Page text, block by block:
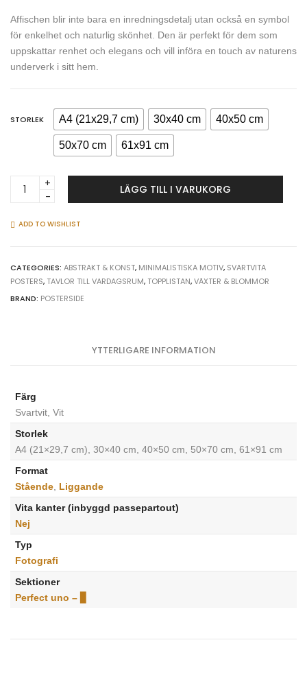
Affischen blir inte bara en inredningsdetalj utan också en symbol
för enkelhet och naturlig skönhet. Den är perfekt för dem som
uppskattar renhet och elegans och vill införa en touch av naturens
underverk i sitt hem.
STORLEK A4 (21x29,7 cm) 30x40 cm 40x50 cm
50x70 cm 61x91 cm
Trendy
Monstera
Svartvit
quantity
LÄGG TILL I VARUKORG
ADD TO WISHLIST
CATEGORIES: ABSTRAKT & KONST, MINIMALISTISKA MOTIV, SVARTVITA
POSTERS, TAVLOR TILL VARDAGSRUM, TOPPLISTAN,VÄXTER & BLOMMOR
BRAND: POSTERSIDE
YTTERLIGARE INFORMATION
Färg
Svartvit, Vit
Storlek
A4 (21×29,7 cm), 30×40 cm, 40×50 cm, 50×70 cm, 61×91 cm
Format
Stående Liggande
Vita kanter (inbyggd passepartout)
Nej
Typ
Fotografi
Sektioner
Perfect uno – ▊